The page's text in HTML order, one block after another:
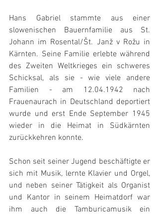
Hans Gabriel stammte aus einer
slowenischen Bauernfamilie aus St.
Johann im Rosental/Št. Janž v Rožu in
Kärnten. Seine Familie erlebte während
des Zweiten Weltkrieges ein schweres
Schicksal, als sie - wie viele andere
Familien - am 12.04.1942 nach
Frauenaurach in Deutschland deportiert
wurde und erst Ende September 1945
wieder in die Heimat in Südkärnten
zurückkehren konnte.
Schon seit seiner Jugend beschäftigte er
sich mit Musik, lernte Klavier und Orgel,
und neben seiner Tätigkeit als Organist
und Kantor in seinem Heimatdorf war
ihm auch die Tamburicamusik ein